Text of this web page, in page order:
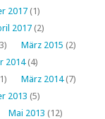
2017 (1)
2017 (2)
März 2015 (2)
2014(4)
März 2014(7)
2013 (5)
Mai 2013 (12)